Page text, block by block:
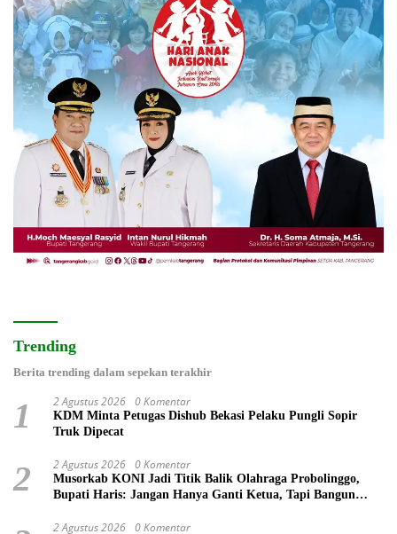
Trending
Berita trending dalam sepekan terakhir
1 2 Agustus 2026 0 Komentar
KDM Minta Petugas Dishub Bekasi Pelaku Pungli Sopir
Truk Dipecat
2 2 Agustus 2026 0 Komentar
Musorkab KONI Jadi Titik Balik Olahraga Probolinggo,
Bupati Haris: Jangan Hanya Ganti Ketua, Tapi Bangun
2 Agustus 2026 0 Komentar